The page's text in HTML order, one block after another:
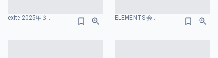
exite 2025年３⽉期 第２四半期 決算説明資料 ガバナンスのスライドデザイン ELEMENTS 会社紹介資料 組織図のスライドデザイン